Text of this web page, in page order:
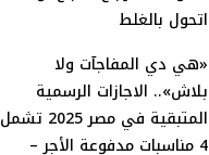
اتحول بالغلط
«هي دي المفاجآت ولا
بلاش».. الاجازات الرسمية
المتبقية في مصر 2025 تشمل
4 مناسبات مدفوعة الأجر –